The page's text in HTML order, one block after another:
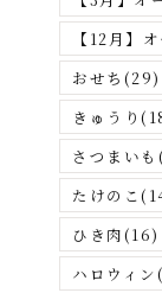
す
【12月】
おせち (29)
きゅうり
さつまいも
たけのこ
ひき肉(16)
ハロウィン